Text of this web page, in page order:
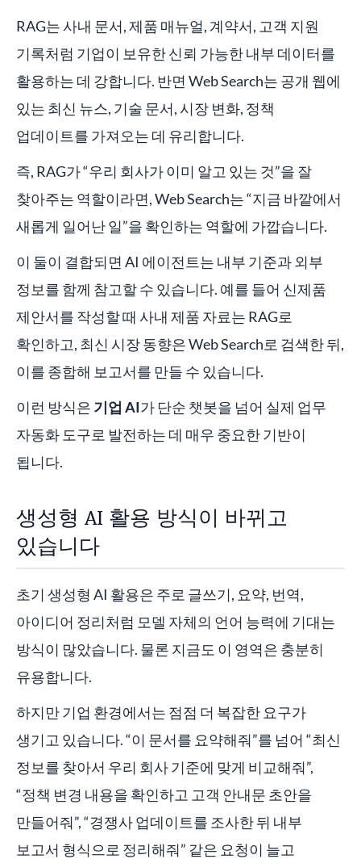
RAG는 사내 문서, 제품 매뉴얼, 계약서, 고객 지원
기록처럼 기업이 보유한 신뢰 가능한 내부 데이터를
활용하는 데 강합니다. 반면 Web Search는 공개 웹에
있는 최신 뉴스, 기술 문서, 시장 변화, 정책
업데이트를 가져오는 데 유리합니다.
즉, RAG가 “우리 회사가 이미 알고 있는 것”을 잘
찾아주는 역할이라면, Web Search는 “지금 바깥에서
새롭게 일어난 일”을 확인하는 역할에 가깝습니다.
이 둘이 결합되면 AI 에이전트는 내부 기준과 외부
정보를 함께 참고할 수 있습니다. 예를 들어 신제품
제안서를 작성할 때 사내 제품 자료는 RAG로
확인하고, 최신 시장 동향은 Web Search로 검색한 뒤,
이를 종합해 보고서를 만들 수 있습니다.
이런 방식은 기업 AI가 단순 챗봇을 넘어 실제 업무
자동화 도구로 발전하는 데 매우 중요한 기반이
됩니다.
생성형 AI 활용 방식이 바뀌고
있습니다
초기 생성형 AI 활용은 주로 글쓰기, 요약, 번역,
아이디어 정리처럼 모델 자체의 언어 능력에 기대는
방식이 많았습니다. 물론 지금도 이 영역은 충분히
유용합니다.
하지만 기업 환경에서는 점점 더 복잡한 요구가
생기고 있습니다. “이 문서를 요약해줘”를 넘어 “최신
정보를 찾아서 우리 회사 기준에 맞게 비교해줘”,
“정책 변경 내용을 확인하고 고객 안내문 초안을
만들어줘”, “경쟁사 업데이트를 조사한 뒤 내부
보고서 형식으로 정리해줘” 같은 요청이 늘고